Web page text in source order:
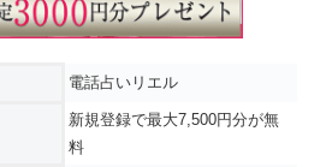
電話占いリエル
新規登録で最大7,500円分が無
料